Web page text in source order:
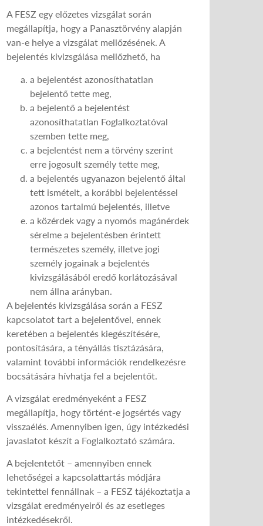
A FESZ egy előzetes vizsgálat során
megállapítja, hogy a Panasztörvény alapján
van-e helye a vizsgálat mellőzésének. A
bejelentés kivizsgálása mellőzhető, ha
a bejelentést azonosíthatatlan
bejelentő tette meg,
a bejelentő a bejelentést
azonosíthatatlan Foglalkoztatóval
szemben tette meg,
a bejelentést nem a törvény szerint
erre jogosult személy tette meg,
a bejelentés ugyanazon bejelentő által
tett ismételt, a korábbi bejelentéssel
azonos tartalmú bejelentés, illetve
a közérdek vagy a nyomós magánérdek
sérelme a bejelentésben érintett
természetes személy, illetve jogi
személy jogainak a bejelentés
kivizsgálásából eredő korlátozásával
nem állna arányban.
A bejelentés kivizsgálása során a FESZ
kapcsolatot tart a bejelentővel, ennek
keretében a bejelentés kiegészítésére,
pontosítására, a tényállás tisztázására,
valamint további információk rendelkezésre
bocsátására hívhatja fel a bejelentőt.
A vizsgálat eredményeként a FESZ
megállapítja, hogy történt-e jogsértés vagy
visszaélés. Amennyiben igen, úgy intézkedési
javaslatot készít a Foglalkoztató számára.
A bejelentetőt – amennyiben ennek
lehetőségei a kapcsolattartás módjára
tekintettel fennállnak – a FESZ tájékoztatja a
vizsgálat eredményeiről és az esetleges
intézkedésekről.